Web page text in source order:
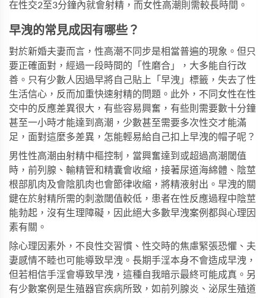
在性交2至3分鐘內就會射精，而女性高潮則需較長時間。
早洩的常見成因有哪些？
對於新婚夫妻而言，性高潮不同步是相當普遍的現象。但只
要正確面對，經過一段時間的「性磨合」，大多能自行改
善。只有少數人因過早將自己貼上「早洩」標籤，失去了性
生活信心，反而加重快速射精的問題。此外，不同女性在性
交中的反應差異很大，有些容易興奮，有些則需要數十分鐘
甚至一小時才能達到高潮，少數甚至需要多次性交才能滿
足，面對這麼多差異，怎能輕易給自己扣上早洩的帽子呢？
男性性高潮由射精中樞控制，當興奮達到或超過高潮閾值
時，前列腺、輸精管和精囊會收縮，接著尿道海綿體、陰莖
根部肌肉及會陰肌肉也會節律收縮，將精液射出。早洩的關
鍵在於射精所需的刺激閾值較低，患者在性反應過程中陰莖
能勃起，沒有生理障礙，因此絕大多數早洩案例都與心理因
素有關。
除心理因素外，不良性交習慣、性交時的焦慮緊張恐懼、夫
妻感情不睦也可能導致早洩。長期手淫本身不會造成早洩，
但若相信手淫會導致早洩，這種自我暗示最終可能成真。另
有少數案例是生殖器官疾病所致，如前列腺炎、泌尿生殖道